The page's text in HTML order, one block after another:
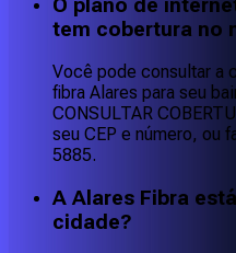
O plano de
tem cobertura no
Você pode consultar a
fibra Alares para seu
CONSULTAR
seu CEP e número, ou
5885.
A Alares Fibra
cidade?